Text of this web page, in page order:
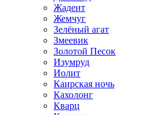
Жадеит
Жемчуг
Зелёный агат
Змеевик
Золотой Песок
Изумруд
Иолит
Каирская ночь
Кахолонг
Кварц